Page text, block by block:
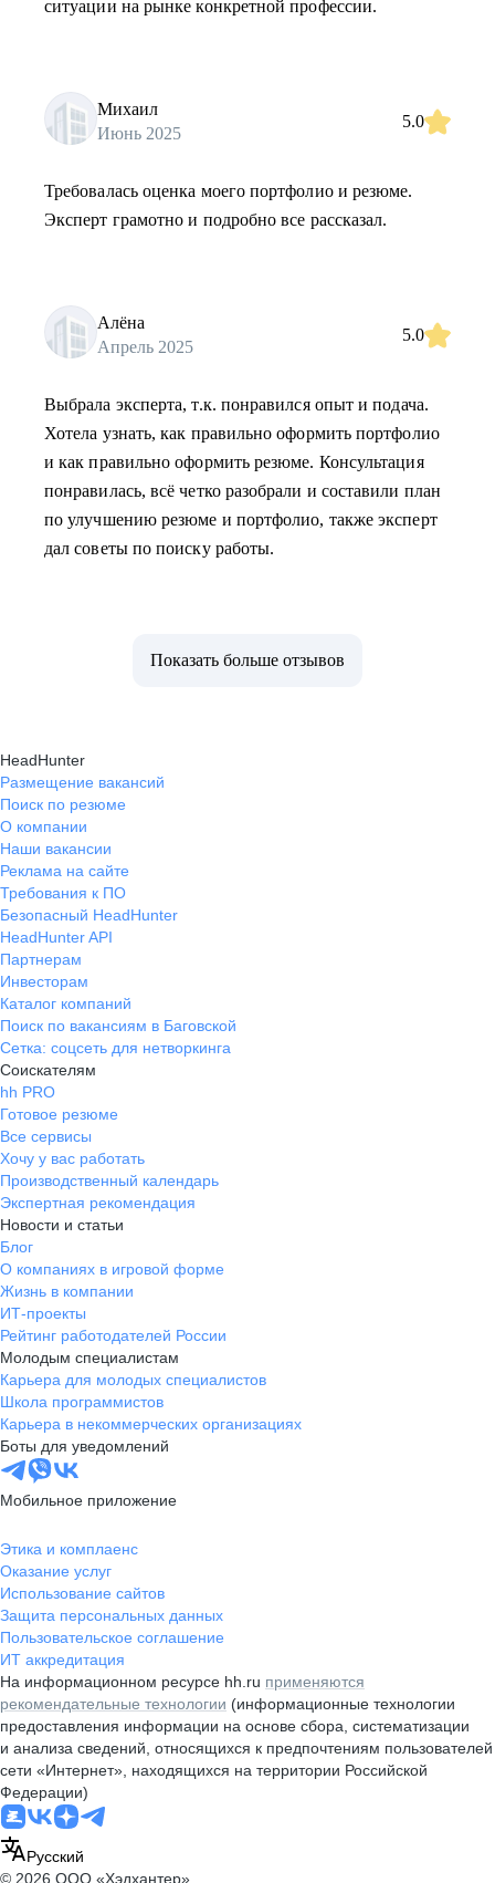
ситуации на рынке конкретной профессии.
Михаил
Июнь 2025
5.0
Требовалась оценка моего портфолио и резюме.
Эксперт грамотно и подробно все рассказал.
Алёна
Апрель 2025
5.0
Выбрала эксперта, т.к. понравился опыт и подача.
Хотела узнать, как правильно оформить портфолио
и как правильно оформить резюме. Консультация
понравилась, всё четко разобрали и составили план
по улучшению резюме и портфолио, также эксперт
дал советы по поиску работы.
Показать больше отзывов
HeadHunter
Размещение вакансий
Поиск по резюме
О компании
Наши вакансии
Реклама на сайте
Требования к ПО
Безопасный HeadHunter
HeadHunter API
Партнерам
Инвесторам
Каталог компаний
Поиск по вакансиям в Баговской
Сетка: соцсеть для нетворкинга
Соискателям
hh PRO
Готовое резюме
Все сервисы
Хочу у вас работать
Производственный календарь
Экспертная рекомендация
Новости и статьи
Блог
О компаниях в игровой форме
Жизнь в компании
ИТ-проекты
Рейтинг работодателей России
Молодым специалистам
Карьера для молодых специалистов
Школа программистов
Карьера в некоммерческих организациях
Боты для уведомлений
Мобильное приложение
Этика и комплаенс
Оказание услуг
Использование сайтов
Защита персональных данных
Пользовательское соглашение
ИТ аккредитация
На информационном ресурсе hh.ru применяются
рекомендательные технологии (информационные технологии
предоставления информации на основе сбора, систематизации
и анализа сведений, относящихся к предпочтениям пользователей
сети «Интернет», находящихся на территории Российской
Федерации)
Русский
© 2026 ООО «Хэдхантер»